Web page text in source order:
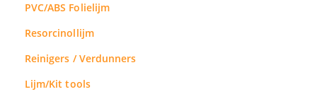
PVC/ABS Folielijm
Resorcinollijm
Reinigers / Verdunners
Lijm/Kit tools